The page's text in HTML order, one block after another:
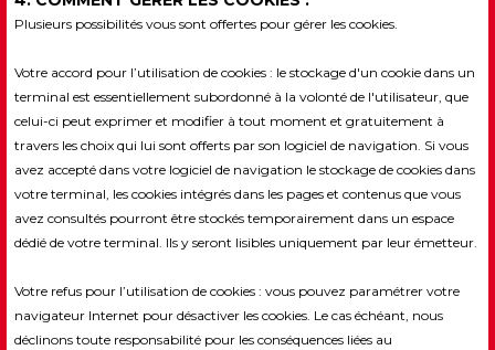
Plusieurs possibilités vous sont offertes pour gérer les cookies.
Votre accord pour l’utilisation de cookies : le stockage d'un cookie dans un
terminal est essentiellement subordonné à la volonté de l'utilisateur, que
celui-ci peut exprimer et modifier à tout moment et gratuitement à
travers les choix qui lui sont offerts par son logiciel de navigation. Si vous
avez accepté dans votre logiciel de navigation le stockage de cookies dans
votre terminal, les cookies intégrés dans les pages et contenus que vous
avez consultés pourront être stockés temporairement dans un espace
dédié de votre terminal. Ils y seront lisibles uniquement par leur émetteur.
Votre refus pour l’utilisation de cookies : vous pouvez paramétrer votre
navigateur Internet pour désactiver les cookies. Le cas échéant, nous
déclinons toute responsabilité pour les conséquences liées au